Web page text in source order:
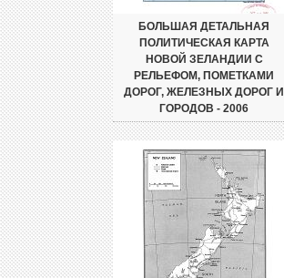
БОЛЬШАЯ ДЕТАЛЬНАЯ
ПОЛИТИЧЕСКАЯ КАРТА
НОВОЙ ЗЕЛАНДИИ С
РЕЛЬЕФОМ, ПОМЕТКАМИ
ДОРОГ, ЖЕЛЕЗНЫХ ДОРОГ И
ГОРОДОВ - 2006